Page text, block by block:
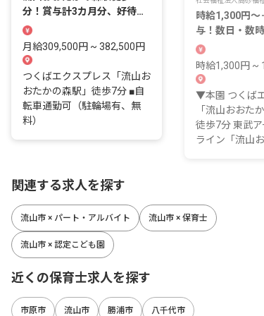
分！賞与計3カ月分、好待遇
の認可保育園です
月給309,500円 ~ 382,500円
つくばエクスプレス「流山お
おたかの森駅」徒歩7分 ■自
転車通勤可（駐輪場有、無
料）
時給1,300円～
与！数日・数
福利厚生も充実
時給1,300円 ~
▼本園 つくば
「流山おおた
徒歩7分 東武
ライン「流山お
関連する求人を探す
流山市 × パート・アルバイト 流山市 × 保育士
流山市 × 認定こども園
近くの保育士求人を探す
市原市 流山市 勝浦市 八千代市